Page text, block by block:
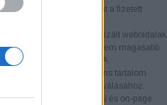
költséghatékonyabb, mint a fizetett
Az optimalizált weboldalak
látogatót vonzanak, hanem magasabb
arányt is eredményeznek. A
kialakítás és a releváns tartalom
a látogatók vásárlókká válásához.
élmény
A technikai és on-page